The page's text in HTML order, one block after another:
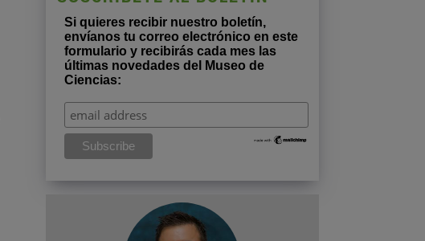
Si quieres recibir nuestro boletín,
envíanos tu correo electrónico en este
formulario y recibirás cada mes las
últimas novedades del Museo de
Ciencias: